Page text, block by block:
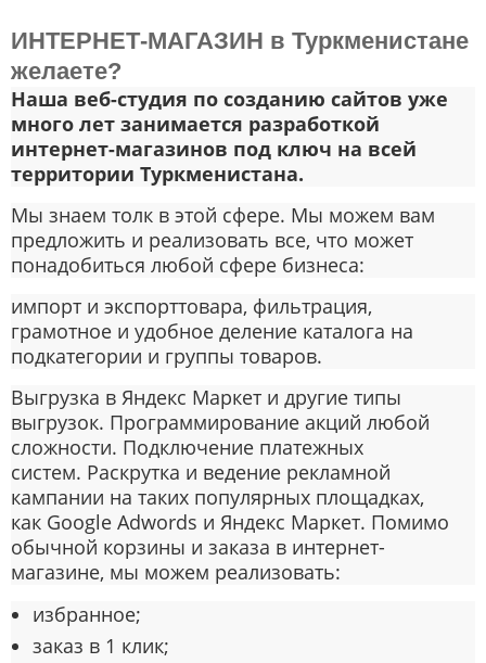
ИНТЕРНЕТ-МАГАЗИН в Туркменистане
желаете?
Наша веб-студия по созданию сайтов уже
много лет занимается разработкой
интернет-магазинов под ключ на всей
территории Туркменистана.
Мы знаем толк в этой сфере. Мы можем вам
предложить и реализовать все, что может
понадобиться любой сфере бизнеса:
импорт и экспорттовара, фильтрация,
грамотное и удобное деление каталога на
подкатегории и группы товаров.
Выгрузка в Яндекс Маркет и другие типы
выгрузок. Программирование акций любой
сложности. Подключение платежных
систем. Раскрутка и ведение рекламной
кампании на таких популярных площадках,
как Google Adwords и Яндекс Маркет. Помимо
обычной корзины и заказа в интернет-
магазине, мы можем реализовать:
избранное;
заказ в 1 клик;